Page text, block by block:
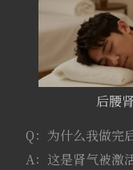
后腰
Q：为什么我做完
A：这是肾气被激